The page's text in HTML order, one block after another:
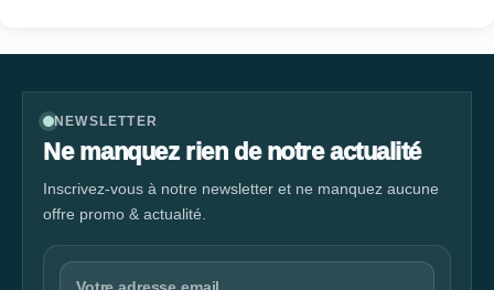
NEWSLETTER
Ne manquez rien de notre actualité
Inscrivez-vous à notre newsletter et ne manquez aucune
offre promo & actualité.